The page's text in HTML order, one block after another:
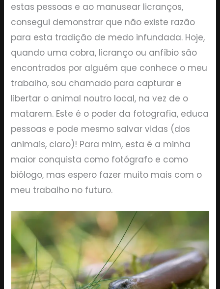
estas pessoas e ao manusear licranços,
consegui demonstrar que não existe razão
para esta tradição de medo infundada. Hoje,
quando uma cobra, licranço ou anfíbio são
encontrados por alguém que conhece o meu
trabalho, sou chamado para capturar e
libertar o animal noutro local, na vez de o
matarem. Este é o poder da fotografia, educa
pessoas e pode mesmo salvar vidas (dos
animais, claro)! Para mim, esta é a minha
maior conquista como fotógrafo e como
biólogo, mas espero fazer muito mais com o
meu trabalho no futuro.